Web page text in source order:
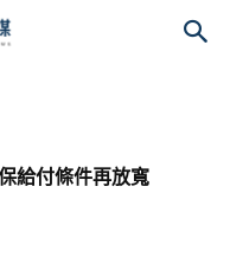
給付條件再放寬